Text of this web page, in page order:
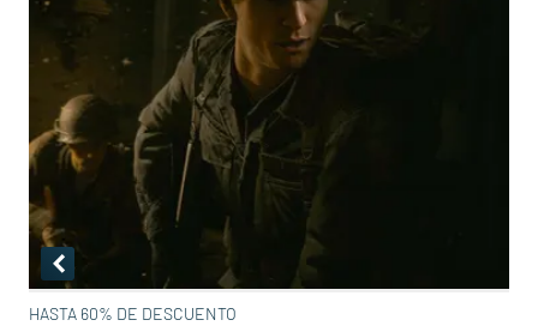
HASTA 60% DE DESCUENTO